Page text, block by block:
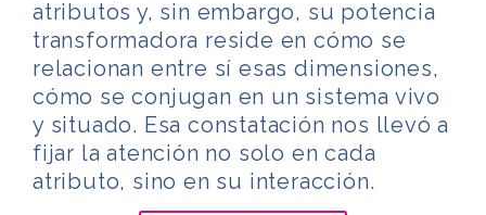
atributos y, sin embargo, su potencia
transformadora reside en cómo se
relacionan entre sí esas dimensiones,
cómo se conjugan en un sistema vivo
y situado. Esa constatación nos llevó a
fijar la atención no solo en cada
atributo, sino en su interacción.